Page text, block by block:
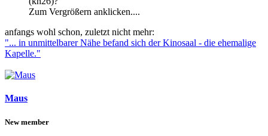
Zum Vergrößern anklicken....
anfangs wohl schon, zuletzt nicht mehr:
"... in unmittelbarer Nähe befand sich der Kinosaal - die ehemalige
Kapelle."
Maus
New member